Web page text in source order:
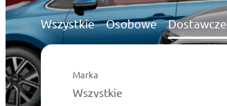
Wszystkie Osobowe Dostawcze
Marka
Wszystkie